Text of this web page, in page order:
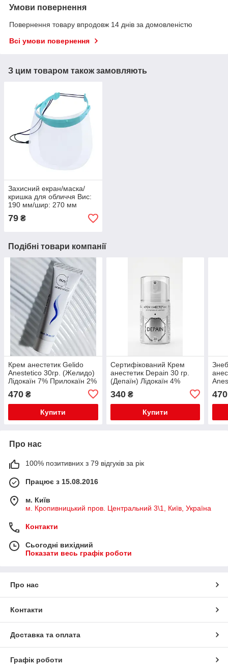
Умови повернення
Повернення товару впродовж 14 днів за домовленістю
Всі умови повернення
З цим товаром також замовляють
Захисний екран/маска/
кришка для обличчя Вис:
190 мм/шир: 270 мм
MMS1 TYPE S1 Захист від
вірусів.
79 ₴
Подібні товари компанії
Крем анестетик Gelido
Anestetico 30гр. (Желидо)
Лідокаїн 7% Прилокаїн 2%
470 ₴
Купити
Сертифікований Крем
анестетик Depain 30 гр.
(Депаїн) Лідокаїн 4%
Бензокаїна 1%
340₴
Купити
470
Про нас
100% позитивних з 79 відгуків за рік
Працює з 15.08.2016
м. Київ
м. Кропивницький пров. Центральний 3\1, Київ, Україна
Контакти
Сьогодні вихідний
Показати весь графік роботи
Про нас
Контакти
Доставка та оплата
Графік роботи